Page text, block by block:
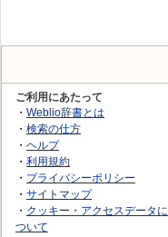
ご利用にあたって
・ Weblio辞書とは
・ 検索の仕方
・ ヘルプ
・ 利用規約
・ プライバシーポリシー
・ サイトマップ
・ クッキー・アクセスデータに
ついて